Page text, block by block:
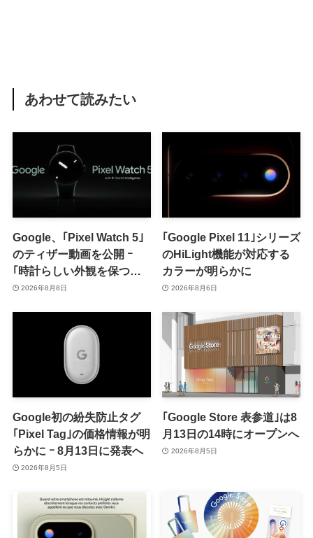
あわせて読みたい
Google、｢Pixel Watch 5｣
のティザー動画を公開 ｰ
｢時計らしい外観を保つ品
格｣をアピール
2026年8月8日
｢Google Pixel 11｣シリーズ
のHiLight機能が対応する
カラーが明らかに
2026年8月6日
Google初の紛失防止タグ
｢Pixel Tag｣の価格情報が明
らかに ｰ 8月13日に発表へ
2026年8月5日
｢Google Store 表参道｣は8
月13日の14時にオープンへ
2026年8月5日